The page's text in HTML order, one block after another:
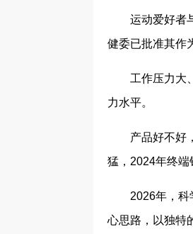
运动爱好者
健委已批准其作
工作压力大
力水平。
产品好不好
猛，2024年终端
2026年，科
心思路，以独特